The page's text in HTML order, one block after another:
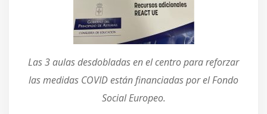
Las 3 aulas desdobladas en el centro para reforzar
las medidas COVID están financiadas por el Fondo
Social Europeo.